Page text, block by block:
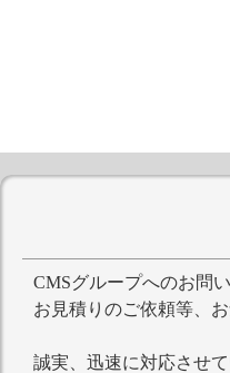
CMSグループへのお問
お見積りのご依頼等、
誠実、迅速に対応させて